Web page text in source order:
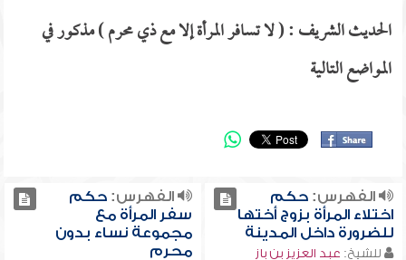
الحديث الشريف : ( لا تسافر المرأة إلا مع ذي محرم ) مذكور في
المواضع التالية
الفهرس:حكم
اختلاء المرأة بزوج أختها
للضرورة داخل المدينة
للشيخ: عبد العزيز بن باز
الفهرس:حكم
سفر المرأة مع
مجموعة نساء بدون
محرم